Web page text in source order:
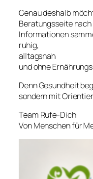
Genau deshalb
Beratungsseite
Informationen
ruhig,
alltagsnah
und ohne
Denn Gesundheit
sondern mit
Team Rufe-Dich
Von Menschen für